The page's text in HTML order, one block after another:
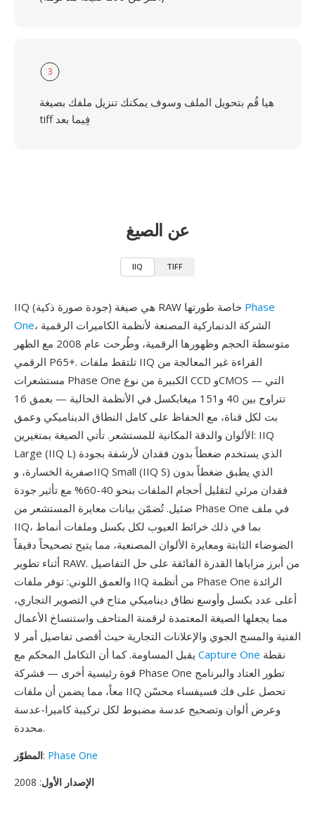
3
هيا قُم بتحويل الملف وسوف يمكنك تنزيل ملفك بصيغة
tiff فِيما بعد
عن الصيغ
IIQ TIFF
Phase
One، الشركة الدنماركية المصنعة لأنظمة الكاميرات الرقمية
متوسطة الحجم وظهورها الرقمية، وطُرحت عام 2008 مع الظهر
الرقمي P65+. تلتقط ملفات IIQ القراءة غير المعالجة من
مستشعرات Phase One الكبيرة من نوع CCD وCMOS — التي
تتراوح بين 40 و151 ميغابكسل في الأنظمة الحالية — بعمق 16
بت لكل قناة، مع الحفاظ على كامل النطاق الديناميكي وعمق
الألوان والدقة المكانية للمستشعر. تأتي الصيغة بمتغيرين: IIQ
Large (IIQ L) الذي يستخدم ضغطاً بدون فقدان لأرشفة بجودة
صفرية الخسارة، وIIQ Small (IIQ S) الذي يطبق ضغطاً بدون
فقدان مرئي لتقليل أحجام الملفات بنحو 40-60% مع تأثير جودة
ضئيل. تُضمّن بيانات معايرة المستشعر من Phase One في ملف
IIQ، بما في ذلك خرائط العيوب لكل بكسل وملفات أنماط
الضوضاء الثابتة ومعايرة الألوان المصنعية، مما يتيح تصحيحاً دقيقاً
أثناء تطوير RAW. من أبرز مزاياها القدرة الفائقة على حل التفاصيل
والعمق اللوني: توفر ملفات IIQ من أنظمة Phase One الرائدة
أعلى عدد بكسل وأوسع نطاق ديناميكي متاح في التصوير التجاري،
مما يجعلها الصيغة المعتمدة لرقمنة المتاحف واستنساخ الأعمال
الفنية والمسح الجوي والإعلانات التجارية حيث أقصى تفاصيل أمر لا
Capture One
قوة رئيسية أخرى — فشركة Phase One تطور العتاد والبرنامج
معاً، مما يضمن أن ملفات IIQ تحصل على فك فسيفساء محسّن
وعرض ألوان وتصحيح عدسة مضبوط لكل تركيبة كاميرا-عدسة
محددة.
المطوّر: Phase One
الإصدار الأول: 2008